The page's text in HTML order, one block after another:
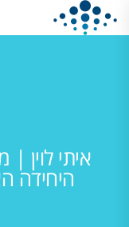
היחידה